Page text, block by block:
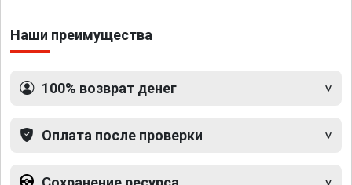
Наши преимущества
100% возврат денег
Оплата после проверки